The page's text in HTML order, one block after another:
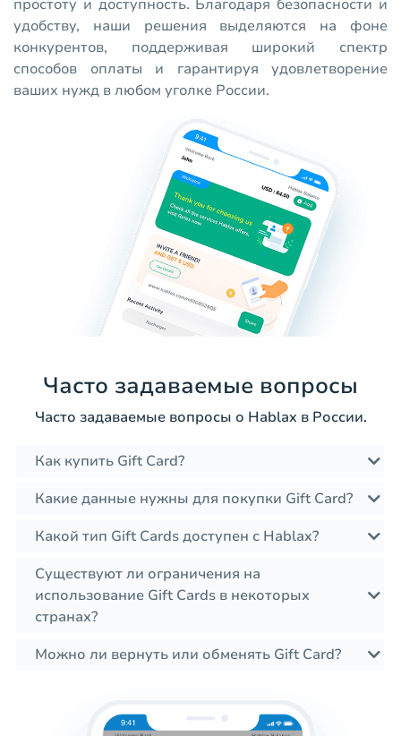
простоту и доступность. Благодаря безопасности и
удобству, наши решения выделяются на фоне
конкурентов, поддерживая широкий спектр
способов оплаты и гарантируя удовлетворение
ваших нужд в любом уголке России.
Часто задаваемые вопросы
Часто задаваемые вопросы о Hablax в России.
Как купить Gift Card?
Какие данные нужны для покупки Gift Card?
Какой тип Gift Cards доступен с Hablax?
Существуют ли ограничения на
использование Gift Cards в некоторых
странах?
Можно ли вернуть или обменять Gift Card?